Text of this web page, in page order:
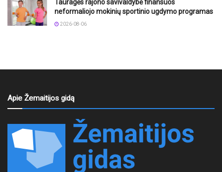
Tauragės rajono savivaldybė finansuos
neformaliojo mokinių sportinio ugdymo programas
2026-08-06
Apie Žemaitijos gidą